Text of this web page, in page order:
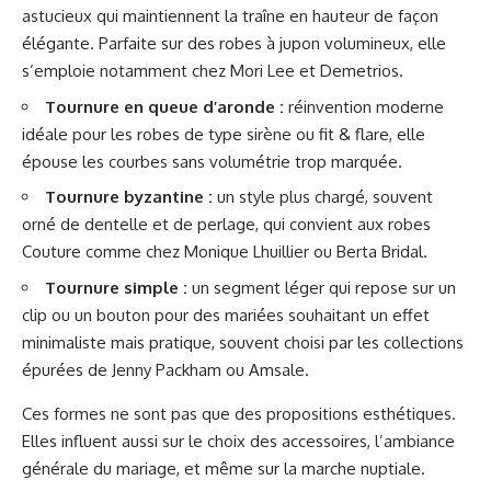
astucieux qui maintiennent la traîne en hauteur de façon
élégante. Parfaite sur des robes à jupon volumineux, elle
s’emploie notamment chez Mori Lee et Demetrios.
Tournure en queue d’aronde : réinvention moderne
idéale pour les robes de type sirène ou fit & flare, elle
épouse les courbes sans volumétrie trop marquée.
Tournure byzantine : un style plus chargé, souvent
orné de dentelle et de perlage, qui convient aux robes
Couture comme chez Monique Lhuillier ou Berta Bridal.
Tournure simple : un segment léger qui repose sur un
clip ou un bouton pour des mariées souhaitant un effet
minimaliste mais pratique, souvent choisi par les collections
épurées de Jenny Packham ou Amsale.
Ces formes ne sont pas que des propositions esthétiques.
Elles influent aussi sur le choix des accessoires, l’ambiance
générale du mariage, et même sur la marche nuptiale.